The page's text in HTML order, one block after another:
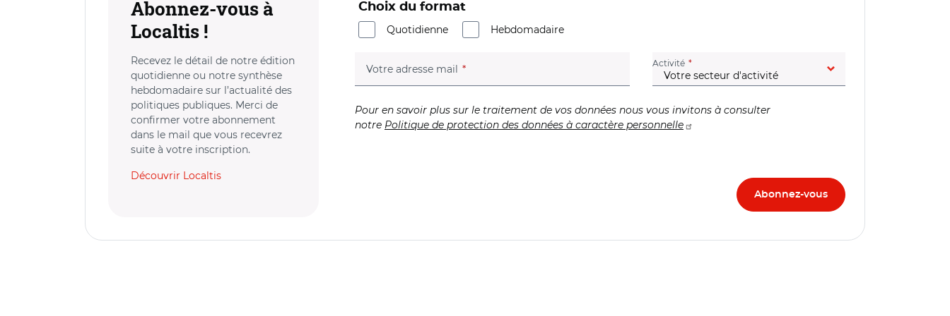
Abonnez-vous à
Localtis !
Recevez le détail de notre édition
quotidienne ou notre synthèse
hebdomadaire sur l’actualité des
politiques publiques. Merci de
confirmer votre abonnement
dans le mail que vous recevrez
suite à votre inscription.
Découvrir Localtis
Choix du format
Quotidienne
Hebdomadaire
Votre adresse mail (champ obligatoire) Activité (champ obligatoire)
Pour en savoir plus sur le traitement de vos données nous vous invitons à consulter
notre Politique de protection des données à caractère personnelle